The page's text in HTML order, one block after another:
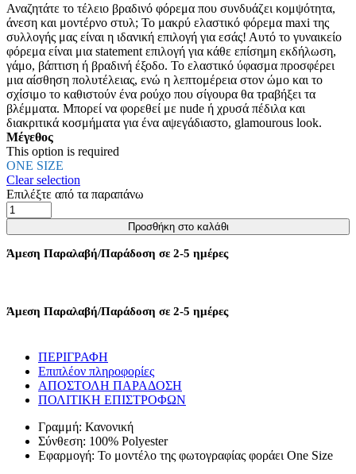
Οι
επιλογές
μπορούν
να
επιλεγούν
στη
σελίδα
του
προϊόντος
Αναζητάτε το τέλειο βραδινό φόρεμα που συνδυάζει κομψότητα,
άνεση και μοντέρνο στυλ; Το μακρύ ελαστικό φόρεμα maxi της
συλλογής μας είναι η ιδανική επιλογή για εσάς! Αυτό το γυναικείο
φόρεμα είναι μια statement επιλογή για κάθε επίσημη εκδήλωση,
γάμο, βάπτιση ή βραδινή έξοδο. Το ελαστικό ύφασμα προσφέρει
μια αίσθηση πολυτέλειας, ενώ η λεπτομέρεια στον ώμο και το
σχίσιμο το καθιστούν ένα ρούχο που σίγουρα θα τραβήξει τα
βλέμματα. Μπορεί να φορεθεί με nude ή χρυσά πέδιλα και
διακριτικά κοσμήματα για ένα αψεγάδιαστο, glamourous look.
Μέγεθος
This option is required
ONE SIZE
Clear selection
Επιλέξτε από τα παραπάνω
ΦΟΡΕΜΑ
ΜΑΧΙ
ΜΕ
ΣΚΙΣΙΜΟ
ΑΓΚΡΑΦΑ
ποσότητα
Προσθήκη στο καλάθι
Άμεση Παραλαβή/Παράδοση σε 2-5 ημέρες
Άμεση Παραλαβή/Παράδοση σε 2-5 ημέρες
ΠΕΡΙΓΡΑΦΗ
Επιπλέον πληροφορίες
ΑΠΟΣΤΟΛΗ ΠΑΡΑΔΟΣΗ
ΠΟΛΙΤΙΚΗ ΕΠΙΣΤΡΟΦΩΝ
Γραμμή: Κανονική
Σύνθεση: 100% Polyester
Εφαρμογή: Το μοντέλο της φωτογραφίας φοράει One Size